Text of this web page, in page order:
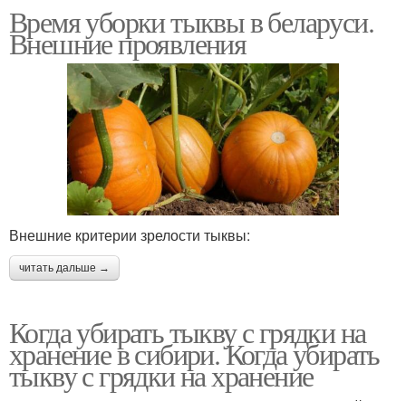
Время уборки тыквы в беларуси.
Внешние проявления
Внешние критерии зрелости тыквы:
читать дальше →
Когда убирать тыкву с грядки на
хранение в сибири. Когда убирать
тыкву с грядки на хранение